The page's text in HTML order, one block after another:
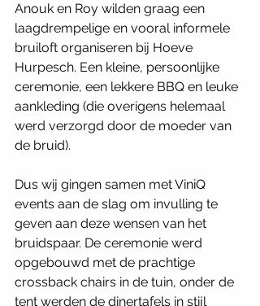
Anouk en Roy wilden graag een
laagdrempelige en vooral informele
bruiloft organiseren bij Hoeve
Hurpesch. Een kleine, persoonlijke
ceremonie, een lekkere BBQ en leuke
aankleding (die overigens helemaal
werd verzorgd door de moeder van
de bruid).
Dus wij gingen samen met ViniQ
events aan de slag om invulling te
geven aan deze wensen van het
bruidspaar. De ceremonie werd
opgebouwd met de prachtige
crossback chairs in de tuin, onder de
tent werden de dinertafels in stijl